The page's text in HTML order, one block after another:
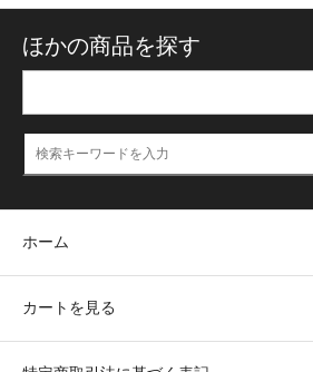
ほかの商品を探す
ホーム
カートを見る